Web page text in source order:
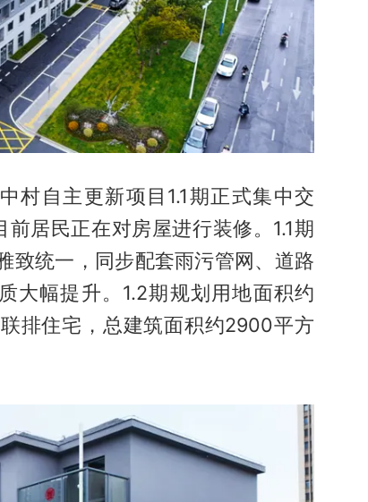
村自主更新项目1.1期正式集中交
居民正在对房屋进行装修。1.1期
致统一，同步配套雨污管网、道路
大幅提升。1.2期规划用地面积约
排住宅，总建筑面积约2900平方